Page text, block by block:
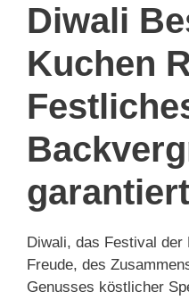
Diwali
Kuchen
Diwali, das Festival
Freude, des
Genusses köstlicher